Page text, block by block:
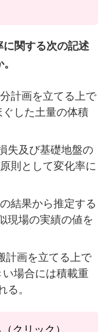
関する次の記述
計画を立てる上で
した土量の体積
失及び基礎地盤の
則として変化率に
結果から推定する
現場の実績の値を
計画を立てる上で
場合には積載重
。
クリック）